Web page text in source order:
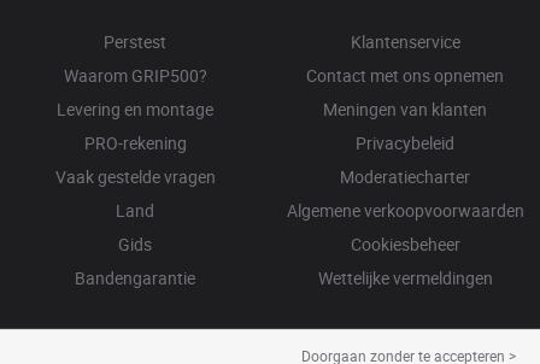
Perstest
Waarom GRIP500?
Levering en montage
PRO-rekening
Vaak gestelde vragen
Land
Gids
Bandengarantie
Klantenservice
Contact met ons opnemen
Meningen van klanten
Privacybeleid
Moderatiecharter
Algemene verkoopvoorwaarden
Cookiesbeheer
Wettelijke vermeldingen
Doorgaan zonder te accepteren >